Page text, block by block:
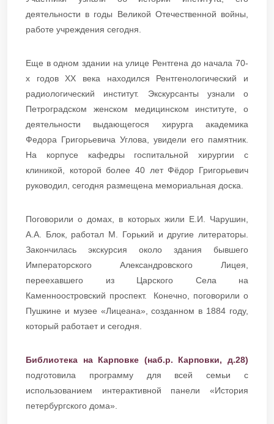
деятельности в годы Великой Отечественной войны,
работе учреждения сегодня.
Еще в одном здании на улице Рентгена до начала 70-
х годов ХХ века находился Рентгенологический и
радиологический институт. Экскурсанты узнали о
Петроградском женском медицинском институте, о
деятельности выдающегося хирурга академика
Федора Григорьевича Углова, увидели его памятник.
На корпусе кафедры госпитальной хирургии с
клиникой, которой более 40 лет Фёдор Григорьевич
руководил, сегодня размещена мемориальная доска.
Поговорили о домах, в которых жили Е.И. Чарушин,
А.А. Блок, работал М. Горький и другие литераторы.
Закончилась экскурсия около здания бывшего
Императорского Александровского Лицея,
переехавшего из Царского Села на
Каменноостровский проспект. Конечно, поговорили о
Пушкине и музее «Лицеана», созданном в 1884 году,
который работает и сегодня.
Библиотека на Карповке (наб.р. Карповки, д.28)
подготовила программу для всей семьи с
использованием интерактивной панели «История
петербургского дома».